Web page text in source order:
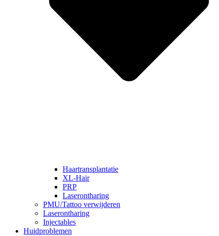
Haartransplantatie
XL-Hair
PRP
Laserontharing
PMU/Tattoo verwijderen
Laserontharing
Injectables
Huidproblemen